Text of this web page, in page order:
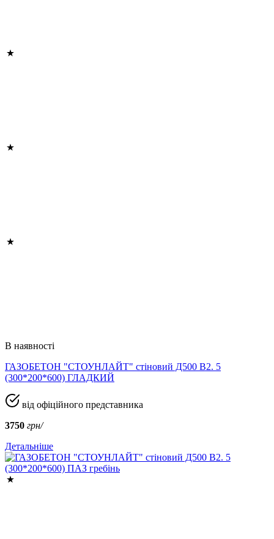
В наявності
ГАЗОБЕТОН "СТОУНЛАЙТ" стіновий Д500 В2. 5
(300*200*600) ГЛАДКИЙ
від офіційного представника
3750 грн/
Детальніше